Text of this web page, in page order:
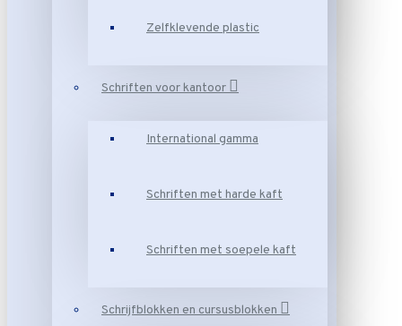
Zelfklevende plastic
Schriften voor kantoor
International gamma
Schriften met harde kaft
Schriften met soepele kaft
Schrijfblokken en cursusblokken